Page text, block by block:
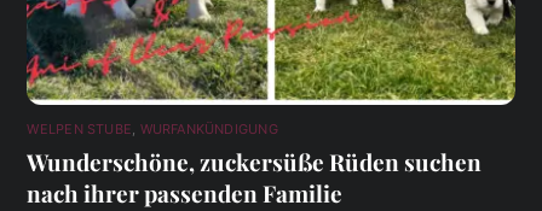
WELPEN STUBE, WURFANKÜNDIGUNG
Wunderschöne, zuckersüße Rüden suchen
nach ihrer passenden Familie